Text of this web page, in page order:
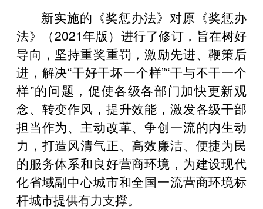
新实施的《奖惩办法》对原《奖惩办
法》（2021年版）进行了修订，旨在树好
导向，坚持重奖重罚，激励先进、鞭策后
进，解决“干好干坏一个样”“干与不干一个
样”的问题，促使各级各部门加快更新观
念、转变作风，提升效能，激发各级干部
担当作为、主动改革、争创一流的内生动
力，打造风清气正、高效廉洁、便捷为民
的服务体系和良好营商环境，为建设现代
化省域副中心城市和全国一流营商环境标
杆城市提供有力支撑。